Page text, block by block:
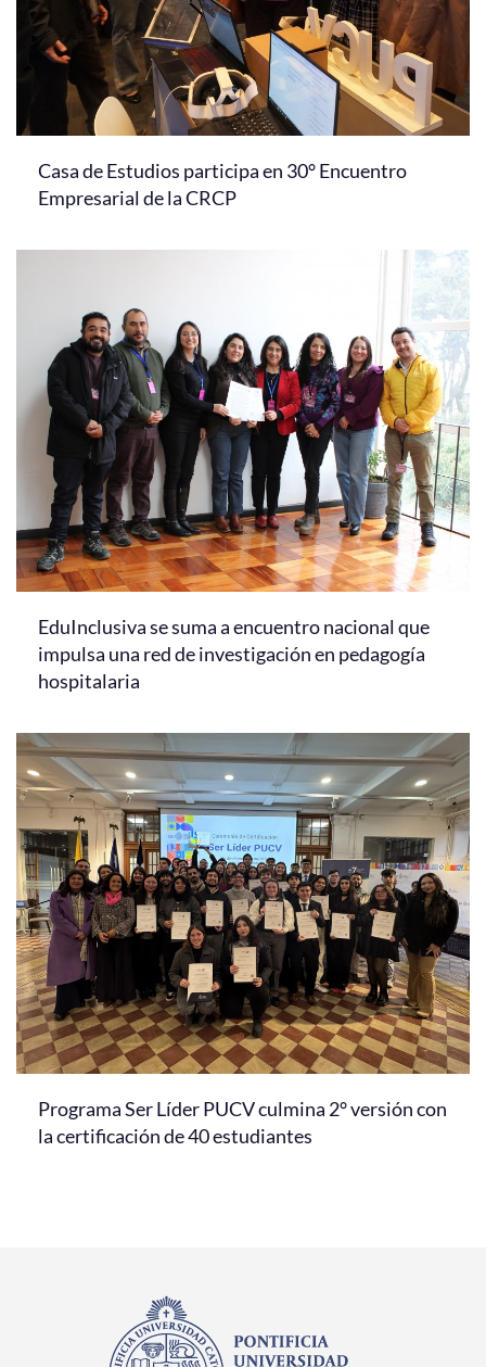
Casa de Estudios participa en 30° Encuentro
Empresarial de la CRCP
EduInclusiva se suma a encuentro nacional que
impulsa una red de investigación en pedagogía
hospitalaria
Programa Ser Líder PUCV culmina 2° versión con
la certificación de 40 estudiantes